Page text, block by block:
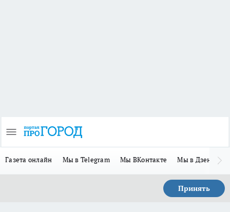
Газета онлайн Мы в Telegram Мы ВКонтакте Мы в Дзене
Принять